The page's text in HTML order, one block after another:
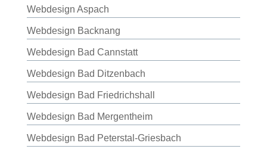
Webdesign Aspach
Webdesign Backnang
Webdesign Bad Cannstatt
Webdesign Bad Ditzenbach
Webdesign Bad Friedrichshall
Webdesign Bad Mergentheim
Webdesign Bad Peterstal-Griesbach